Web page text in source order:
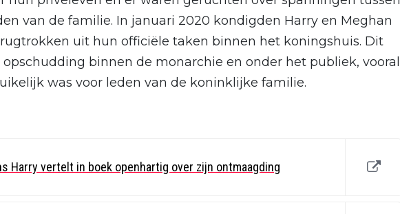
van de familie. In januari 2020 kondigden Harry en Meghan
uit hun officiële taken binnen het koningshuis. Dit
binnen de monarchie en onder het publiek, vooral
was voor leden van de koninklijke familie.
Harry vertelt in boek openhartig over zijn ontmaagding